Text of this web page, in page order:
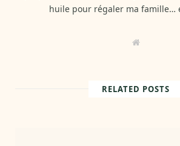
huile pour régaler ma famille…
W
RELATED POSTS